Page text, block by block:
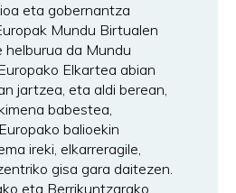
eta gobernantza
Mundu Birtualen
helburua da Mundu
Elkartea abian
jartzea, eta aldi berean,
babestea,
balioekin
ireki, elkarreragile,
gisa gara daitezen.
eta Berrikuntzarako